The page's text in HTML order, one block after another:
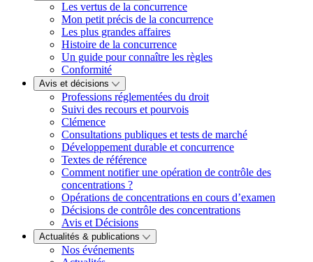
Les vertus de la concurrence
Mon petit précis de la concurrence
Les plus grandes affaires
Histoire de la concurrence
Un guide pour connaître les règles
Conformité
Avis et décisions
Professions réglementées du droit
Suivi des recours et pourvois
Clémence
Consultations publiques et tests de marché
Développement durable et concurrence
Textes de référence
Comment notifier une opération de contrôle des
concentrations ?
Opérations de concentrations en cours d’examen
Décisions de contrôle des concentrations
Avis et Décisions
Actualités & publications
Nos événements